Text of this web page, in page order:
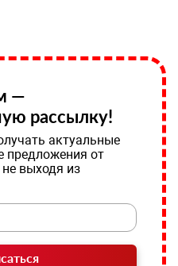
—
рассылку!
актуальные
предложения от
не выходя из